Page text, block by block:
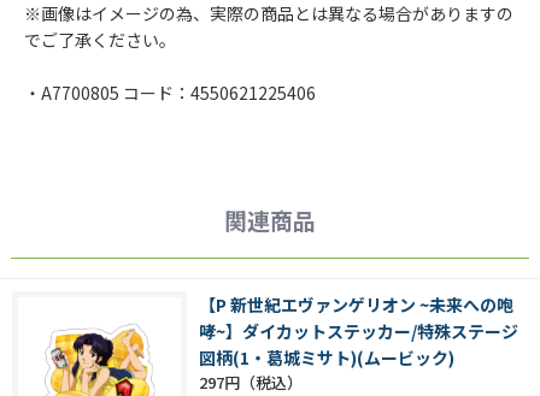
※画像はイメージの為、実際の商品とは異なる場合がありますの
でご了承ください。
・A7700805 コード：4550621225406
関連商品
【P 新世紀エヴァンゲリオン ~未来への咆
哮~】ダイカットステッカー/特殊ステージ
図柄(1・葛城ミサト)(ムービック)
297円